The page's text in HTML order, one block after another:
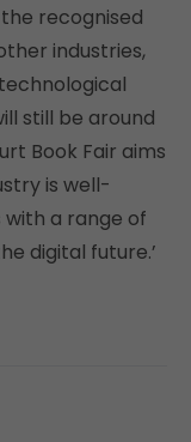
recognised
industries,
still be around
Book Fair aims
is well-
a range of
digital future.’